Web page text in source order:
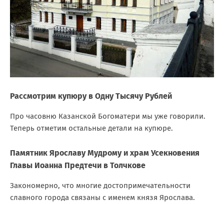
Рассмотрим купюру в Одну Тысячу Рублей
Про часовню Казанской Богоматери мы уже говорили.
Теперь отметим остальные детали на купюре.
Памятник Ярославу Мудрому и храм Усекновения
Главы Иоанна Предтечи в Толчкове
Закономерно, что многие достопримечательности
славного города связаны с именем князя Ярослава.